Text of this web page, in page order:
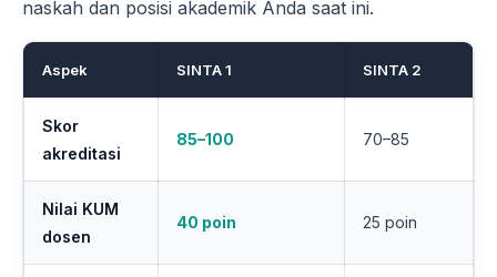
naskah dan posisi akademik Anda saat ini.
Aspek SINTA 1 SINTA 2
Skor
akreditasi
85–100 70–85
Nilai KUM
dosen
40 poin 25 poin